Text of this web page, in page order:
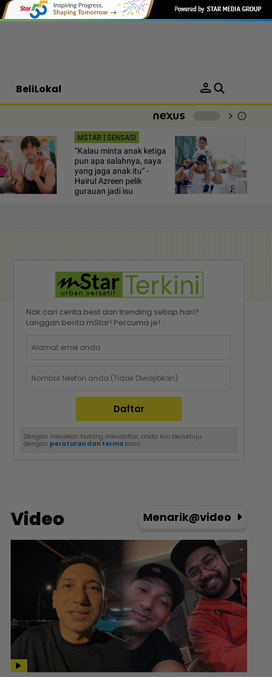
BeliLokal person
chevron_right info
MSTAR | SENSASI
“Kalau minta anak ketiga
pun apa salahnya, saya
yang jaga anak itu” -
Hairul Azreen pelik
gurauan jadi isu
Nak cari cerita best dan trending setiap hari?
Langgan berita mStar! Percuma je!
Dengan menekan butang mendaftar, anda kini bersetuju
dengan peraturan dan terma kami.
Video Menarik@video